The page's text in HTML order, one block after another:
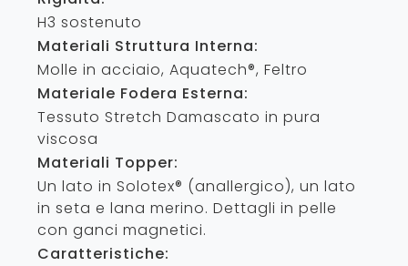
H3 sostenuto
Materiali Struttura Interna:
Molle in acciaio, Aquatech®, Feltro
Materiale Fodera Esterna:
Tessuto Stretch Damascato in pura
viscosa
Materiali Topper:
Un lato in Solotex® (anallergico), un lato
in seta e lana merino. Dettagli in pelle
con ganci magnetici.
Caratteristiche: